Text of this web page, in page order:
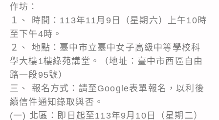
作坊：
１、 時間：113年11月9日（星期六）上午10時
至下午4時。
２、 地點：臺中市立臺中女子高級中等學校科
學大樓1樓綠苑講堂。（地址：臺中市西區自由
路一段95號）
三、 報名方式：請至Google表單報名，以利後
續信件通知錄取與否。
(一) 北區：即日起至113年9月10日（星期二）